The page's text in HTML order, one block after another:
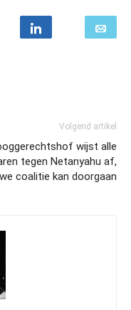
Volgend artikel
wijst alle
tegen Netanyahu af,
coalitie kan doorgaan